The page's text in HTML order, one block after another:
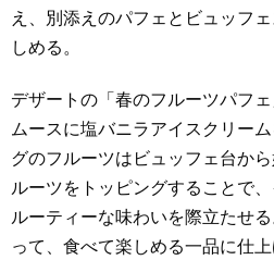
え、別添えのパフェとビュッフ
しめる。
デザートの「春のフルーツパフ
ムースに塩バニラアイスクリー
グのフルーツはビュッフェ台か
ルーツをトッピングすることで
ルーティーな味わいを際立たせ
って、食べて楽しめる一品に仕上